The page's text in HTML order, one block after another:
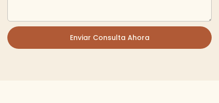
Enviar Consulta Ahora